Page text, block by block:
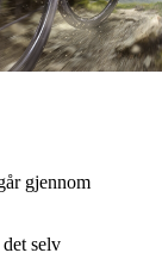
gjennom
selv